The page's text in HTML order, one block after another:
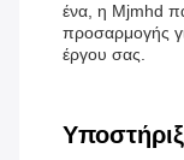
ένα, η Mjmhd
προσαρμογής
έργου σας.